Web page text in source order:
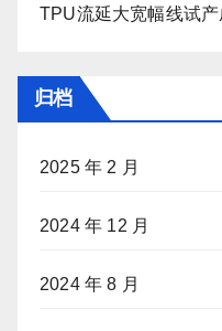
TPU流延大宽幅线试产
归档
2025 年 2 月
2024 年 12 月
2024 年 8 月